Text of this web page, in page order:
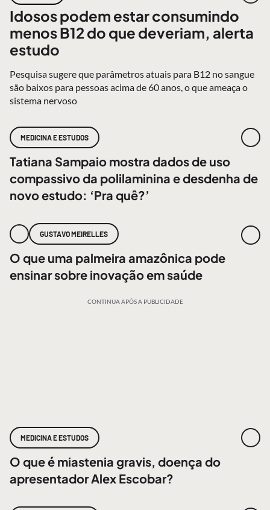
Idosos podem estar consumindo
menos B12 do que deveriam, alerta
estudo
Pesquisa sugere que parâmetros atuais para B12 no sangue
são baixos para pessoas acima de 60 anos, o que ameaça o
sistema nervoso
MEDICINA E ESTUDOS
Tatiana Sampaio mostra dados de uso
compassivo da polilaminina e desdenha de
novo estudo: ‘Pra quê?’
GUSTAVO MEIRELLES
O que uma palmeira amazônica pode
ensinar sobre inovação em saúde
CONTINUA APÓS A PUBLICIDADE
MEDICINA E ESTUDOS
O que é miastenia gravis, doença do
apresentador Alex Escobar?